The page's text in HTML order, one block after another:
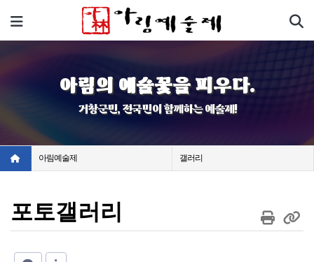
메뉴
아림의 예술꽃을 피우다.
거창군민, 전국민이 함께하는 예술제!
아림예술제 갤러리
포토갤러리